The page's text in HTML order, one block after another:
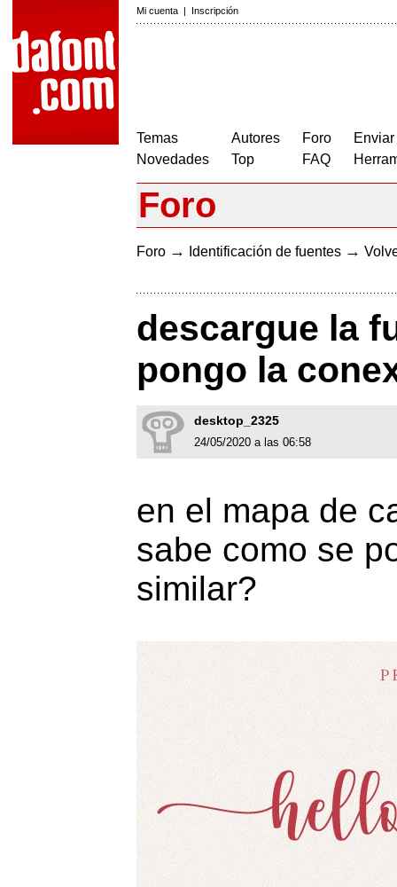
Mi cuenta | Inscripción
Temas
Novedades
Autores
Top
Foro
FAQ
Foro
Foro → Identificación de fuentes →
descargue la
pongo la
desktop_2325
24/05/2020 a las 06:58
en el mapa de
sabe como se
similar?